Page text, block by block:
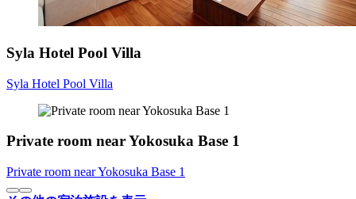
Syla Hotel Pool Villa
Syla Hotel Pool Villa
Private room near Yokosuka Base 1
Private room near Yokosuka Base 1